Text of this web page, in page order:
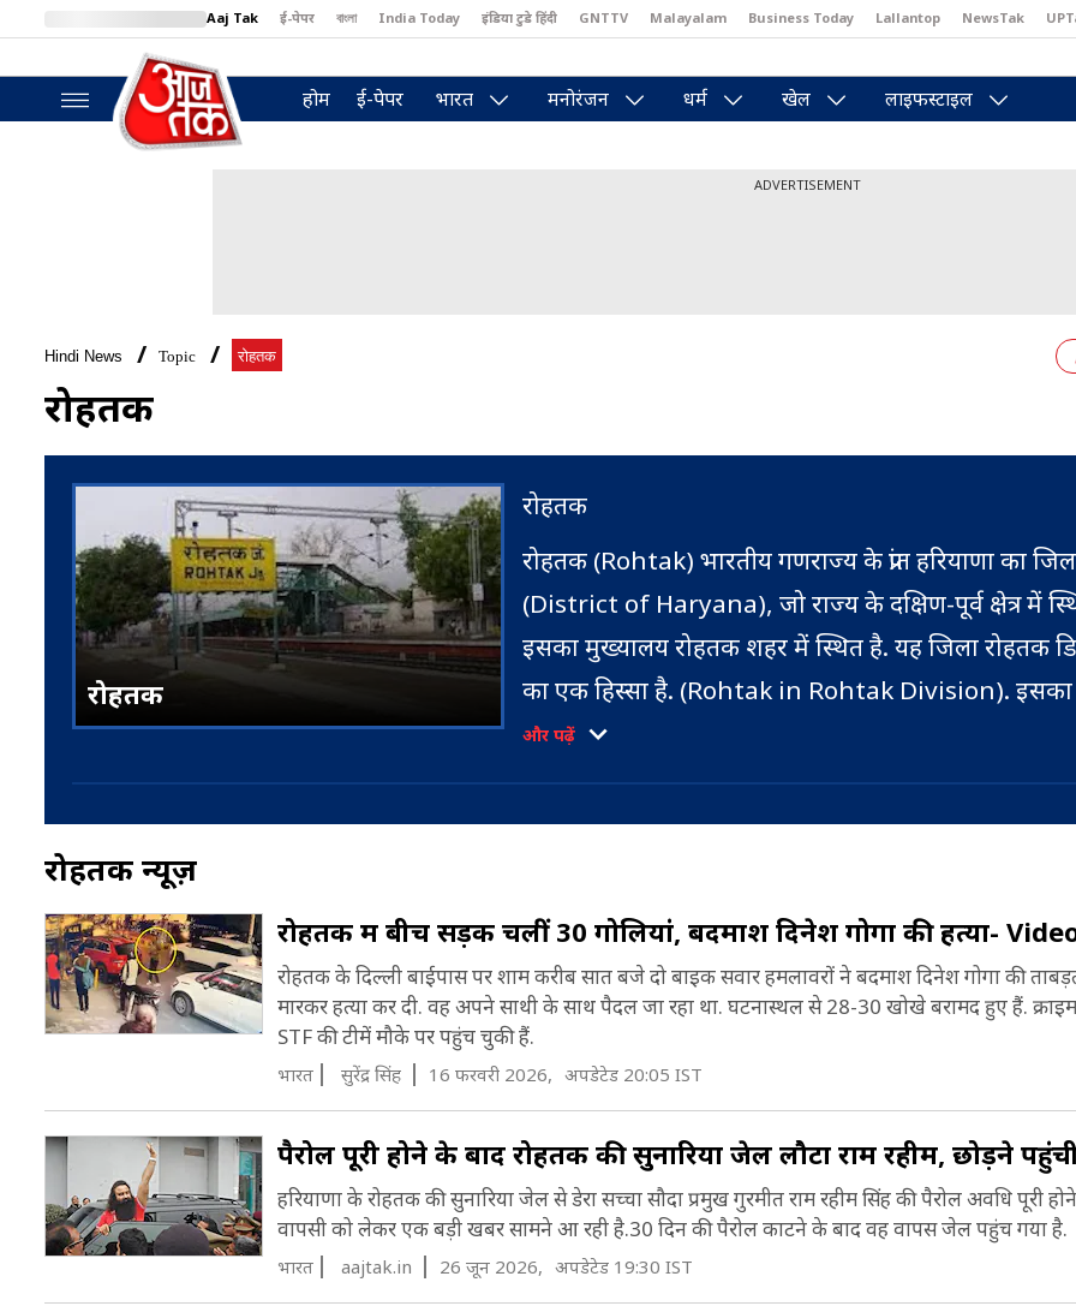
Aaj Tak ई-पेपर বাংলা India Today इंडिया टुडे हिंदी GNTTV Malayalam Business Today Lallantop NewsTak
BT Bazaar
होम ई-पेपर भारत मनोरंजन धर्म खेल लाइफस्टाइल
ADVERTISEMENT
Hindi News Topic रोहतक
रोहतक
रोहतक
रोहतक
रोहतक (Rohtak) भारतीय गणराज्य के प्रांत हरियाणा का
(District of Haryana), जो राज्य के दक्षिण-पूर्व क्षेत्र में
इसका मुख्यालय रोहतक शहर में स्थित है. यह जिला रोहतक
का एक हिस्सा है. (Rohtak in Rohtak Division). इसका
1,745 वर्ग किमी है (Rohtak Total Area).
लाख है (Rohtak Population). यहां हर एक वर्ग किमी में
महिलाओं का अनुपात है (Rohtak Sex ratio). रोहतक जिले
साक्षरता दर 80.22 फीसदी है, जिसमें 87.65 फीसदी पुरूष
71.72 फीसदी महिलाएं साक्षर हैं (Rohtak Literacy
रोहतक जिले में एक लोकसभा निर्वाचन क्षेत्र है जिसके अंतर्गत
विधानसभा क्षेत्र हैं, जिसमें से चार रोहतक जिला के अंदर हैं.
Constituencies).
यह जिला उत्तर-पश्चिम में दिल्ली, उत्तर में जींद और सोनीपत
पूर्व में झज्जर और सोनीपत जिले से, पश्चिम में हिसार, चरखी
और भिवानी जिले से घिरा हुआ है (Rohtak
Location)
रोहतक जिले का नाम अपने मुख्यालय के शहर से लिया गया
पहले रोहताशगढ़ कहा जाता था. यह भी दावा किया जाता है कि
और पढ़ें
रोहतक न्यूज़
रोहतक में बीच सड़क चलीं 30 गोलियां, बदमाश दिनेश गोगा की हत्या-
रोहतक के दिल्ली बाईपास पर शाम करीब सात बजे दो बाइक सवार हमलावरों ने बदमाश दिनेश गोगा की
मारकर हत्या कर दी. वह अपने साथी के साथ पैदल जा रहा था. घटनास्थल से 28-30 खोखे बरामद हुए हैं.
STF की टीमें मौके पर पहुंच चुकी हैं.
भारत सुरेंद्र सिंह 16 फरवरी 2026, अपडेटेड 20:05 IST
पैरोल पूरी होने के बाद रोहतक की सुनारिया जेल लौटा राम रहीम, छोड़ने पहुंची
हरियाणा के रोहतक की सुनारिया जेल से डेरा सच्चा सौदा प्रमुख गुरमीत राम रहीम सिंह की पैरोल अवधि पूरी
वापसी को लेकर एक बड़ी खबर सामने आ रही है.30 दिन की पैरोल काटने के बाद वह वापस जेल पहुंच गया है.
भारत aajtak.in 26 जून 2026, अपडेटेड 19:30 IST